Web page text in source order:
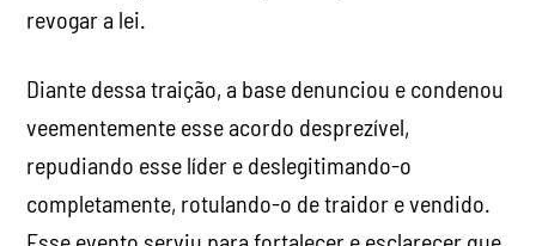
revogar a lei.
Diante dessa traição, a base denunciou e condenou
veementemente esse acordo desprezível,
repudiando esse líder e deslegitimando-o
completamente, rotulando-o de traidor e vendido.